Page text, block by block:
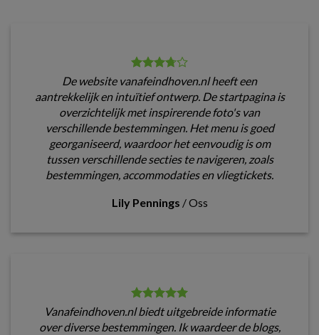
De website vanafeindhoven.nl heeft een
aantrekkelijk en intuïtief ontwerp. De startpagina is
overzichtelijk met inspirerende foto's van
verschillende bestemmingen. Het menu is goed
georganiseerd, waardoor het eenvoudig is om
tussen verschillende secties te navigeren, zoals
bestemmingen, accommodaties en vliegtickets.
Lily Pennings /Oss
Vanafeindhoven.nl biedt uitgebreide informatie
over diverse bestemmingen. Ik waardeer de blogs,